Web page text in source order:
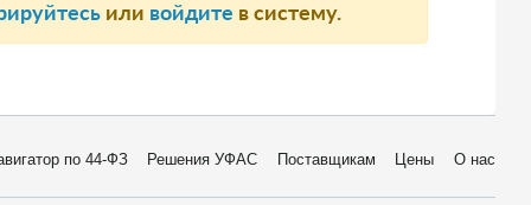
или войдите в систему.
по 44-ФЗ Решения УФАС Поставщикам Цены О нас